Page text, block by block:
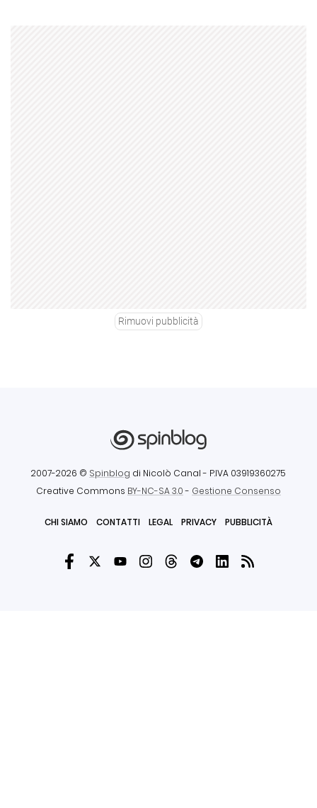
Rimuovi pubblicità
2007-2026 © Spinblog di Nicolò Canal - P.IVA 03919360275
Creative Commons BY-NC-SA 3.0- Gestione Consenso
CHI SIAMO CONTATTI LEGAL PRIVACY PUBBLICITÀ